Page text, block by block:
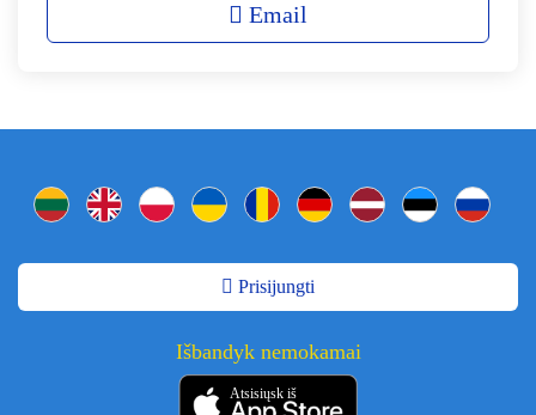
Email
Prisijungti
Išbandyk nemokamai
Atsisiųsk iš